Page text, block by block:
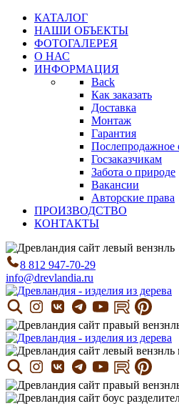
КАТАЛОГ
НАШИ ОБЪЕКТЫ
ФОТОГАЛЕРЕЯ
О НАС
ИНФОРМАЦИЯ
Back
Как заказать
Доставка
Монтаж
Гарантия
Послепродажное
Госзаказчикам
Забота о природе
Вакансии
Авторские права
ПРОИЗВОДСТВО
КОНТАКТЫ
8 812 947-70-29
info@drevlandia.ru